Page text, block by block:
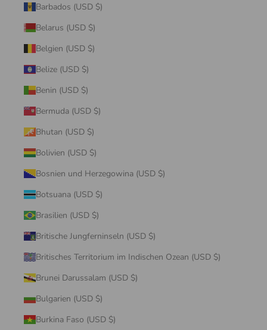
Barbados (USD $)
Belarus (USD $)
Belgien (USD $)
Belize (USD $)
Benin (USD $)
Bermuda (USD $)
Bhutan (USD $)
Bolivien (USD $)
Bosnien und Herzegowina (USD $)
Botsuana (USD $)
Brasilien (USD $)
Britische Jungferninseln (USD $)
Britisches Territorium im Indischen Ozean (USD $)
Brunei Darussalam (USD $)
Bulgarien (USD $)
Burkina Faso (USD $)